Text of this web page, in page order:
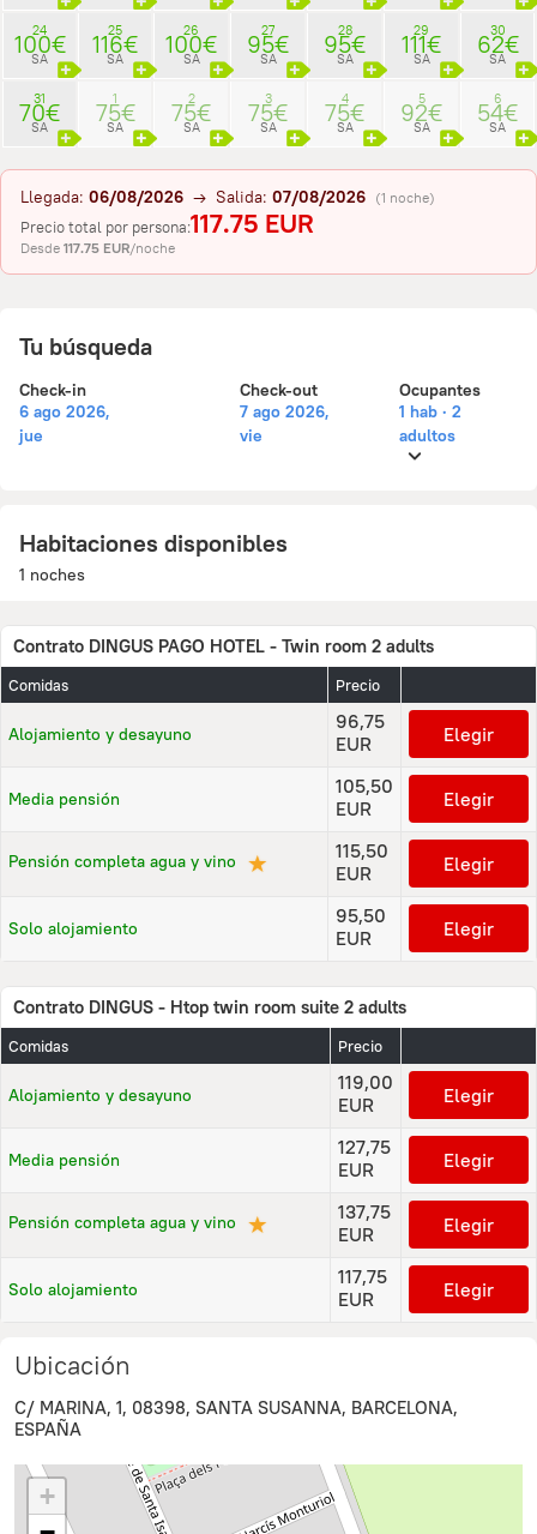
24
100€
SA
25
116€
SA
26
100€
SA
27
95€
SA
28
95€
SA
29
111€
SA
30
62€
SA
31
70€
SA
1
75€
SA
2
75€
SA
3
75€
SA
4
75€
SA
5
92€
SA
6
54€
SA
Llegada: 06/08/2026 → Salida: 07/08/2026 (1 noche)
Precio total por persona:117.75 EUR
Desde 117.75 EUR/noche
Tu búsqueda
Check-in
6 ago 2026,
jue
Check-out
7 ago 2026,
vie
Ocupantes
1 hab · 2
adultos
Habitaciones disponibles
1 noches
Contrato DINGUS PAGO HOTEL - Twin room 2 adults
Comidas Precio
Alojamiento y desayuno
96,75
EUR
Elegir
Media pensión
105,50
EUR
Elegir
Pensión completa agua y vino ★
115,50
EUR
Elegir
Solo alojamiento
95,50
EUR
Elegir
Contrato DINGUS - Htop twin room suite 2 adults
Comidas Precio
Alojamiento y desayuno
119,00
EUR
Elegir
Media pensión
127,75
EUR
Elegir
Pensión completa agua y vino ★
137,75
EUR
Elegir
Solo alojamiento
117,75
EUR
Elegir
Ubicación
C/ MARINA, 1, 08398, SANTA SUSANNA, BARCELONA,
ESPAÑA
+